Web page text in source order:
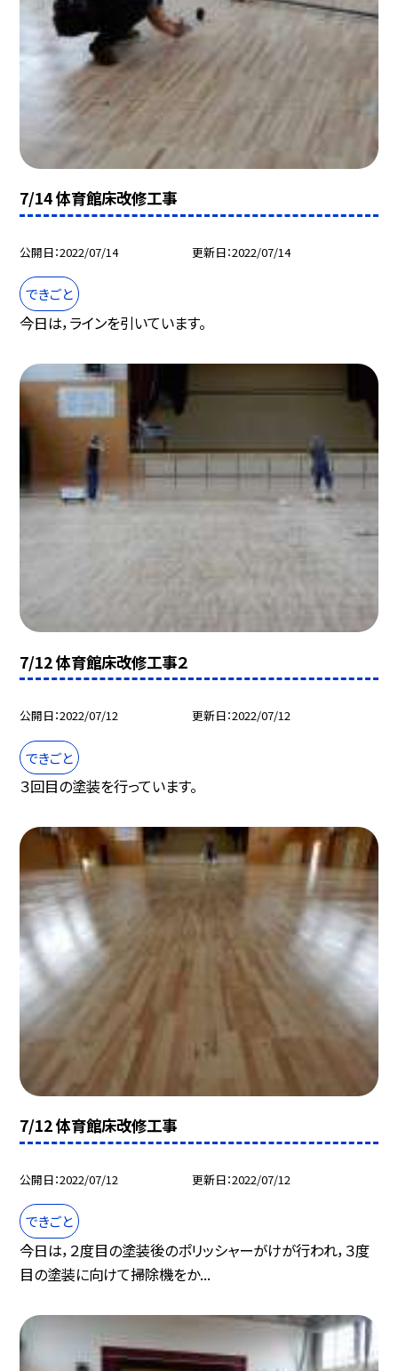
7/14 体育館床改修工事
公開日 2022/07/14 更新日 2022/07/14
できごと
今日は，ラインを引いています。
7/12 体育館床改修工事２
公開日 2022/07/12 更新日 2022/07/12
できごと
３回目の塗装を行っています。
7/12 体育館床改修工事
公開日 2022/07/12 更新日 2022/07/12
できごと
今日は，２度目の塗装後のポリッシャーがけが行われ，３度
目の塗装に向けて掃除機をか...